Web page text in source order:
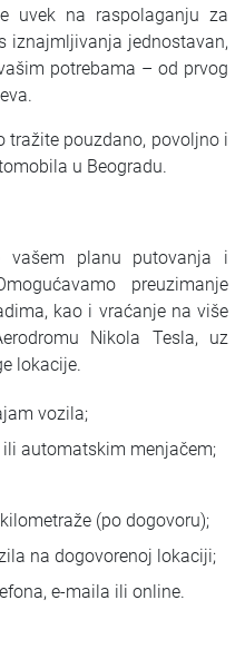
uvek na raspolaganju za
iznajmljivanja jednostavan,
potrebama – od prvog
tražite pouzdano, povoljno i
u Beogradu.
vašem planu putovanja i
preuzimanje
kao i vraćanje na više
Nikola Tesla, uz
lokacije.
vozila;
automatskim menjačem;
(po dogovoru);
na dogovorenoj lokaciji;
e-maila ili online.